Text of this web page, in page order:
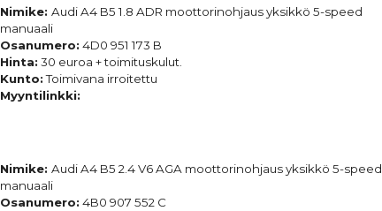
Nimike:Audi A4 B5 1.8 ADR moottorinohjaus yksikkö 5-speed
manuaali
Osanumero: 4D0 951 173 B
Hinta: 30 euroa + toimituskulut.
Kunto:Toimivana irroitettu
Myyntilinkki:
Nimike:Audi A4 B5 2.4 V6 AGA moottorinohjaus yksikkö 5-speed
manuaali
Osanumero: 4B0 907 552 C